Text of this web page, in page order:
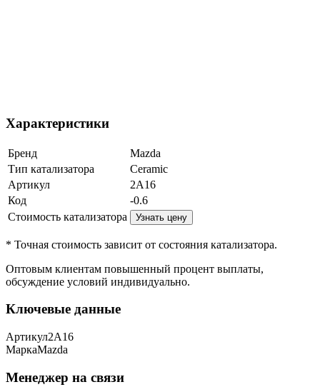
Характеристики
Бренд
Mazda
Тип катализатора
Ceramic
Артикул
2A16
Код
-0.6
Стоимость катализатора
Узнать цену
* Точная стоимость зависит от состояния катализатора.
Оптовым клиентам повышенный процент выплаты,
обсуждение условий индивидуально.
Ключевые данные
Артикул2A16
МаркаMazda
Менеджер на связи